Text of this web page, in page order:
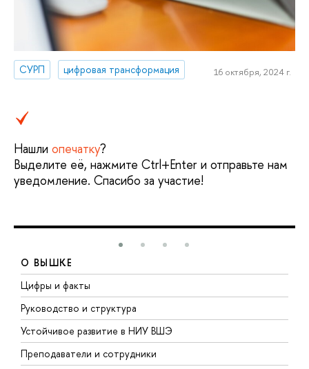
СУРП цифровая трансформация 16 октября, 2024 г.
Нашли опечатку?
Выделите её, нажмите Ctrl+Enter и отправьте нам
уведомление. Спасибо за участие!
О ВЫШКЕ
Цифры и факты
Руководство и структура
Устойчивое развитие в НИУ ВШЭ
Преподаватели и сотрудники